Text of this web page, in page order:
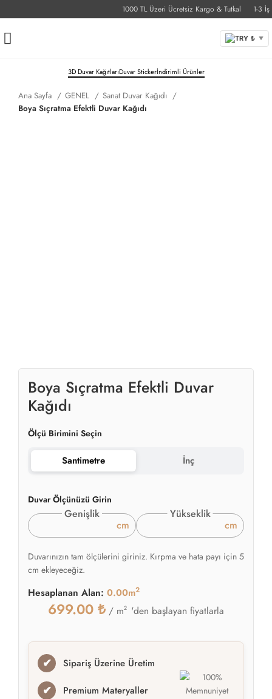
1000 TL Üzeri Ücretsiz Kargo & Tutkal 1-3 İş
TRY ₺ ▼
3D Duvar KağıtlarıDuvar Stickerİndirimli Ürünler
Ana Sayfa GENEL
Sanat Duvar Kağıdı
Boya Sıçratma Efektli Duvar Kağıdı
Boya Sıçratma Efektli Duvar
Kağıdı
Ölçü Birimini Seçin
Santimetre İnç
Duvar Ölçünüzü Girin
Genişlik
cm
Yükseklik
cm
Duvarınızın tam ölçülerini giriniz. Kırpma ve hata payı için 5
cm ekleyeceğiz.
Hesaplanan Alan: 0.00m2
699.00 ₺ / m2 'den başlayan fiyatlarla
✔ Sipariş Üzerine Üretim
✔ Premium Materyaller